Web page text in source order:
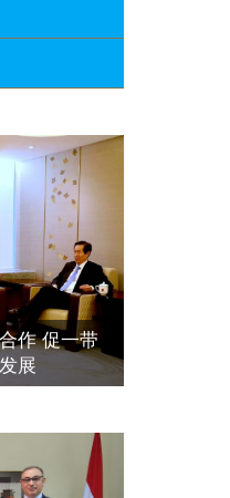
气制水产业发
里吴罡豪 促一
制水产业发展
其总领事 促一
制水产业发展
總部及國際標
聯合國總部拿
出席聯合國環
作 促一带
展